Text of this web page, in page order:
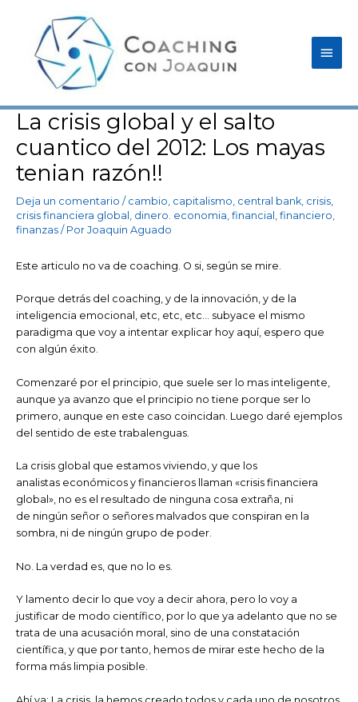
contenido
La crisis global y el salto
cuantico del 2012: Los mayas
tenian razón!!
Deja un comentario / cambio capitalismo central bank crisis
crisis financiera global dinero. economia financial financiero
finanzas / Por Joaquin Aguado
Este articulo no va de coaching. O si, según se mire.
Porque detrás del coaching, y de la innovación, y de la
inteligencia emocional, etc, etc, etc… subyace el mismo
paradigma que voy a intentar explicar hoy aquí, espero que
con algún éxito.
Comenzaré por el principio, que suele ser lo mas inteligente,
aunque ya avanzo que el principio no tiene porque ser lo
primero, aunque en este caso coincidan. Luego daré ejemplos
del sentido de este trabalenguas.
La crisis global que estamos viviendo, y que los
analistas económicos y financieros llaman «crisis financiera
global», no es el resultado de ninguna cosa extraña, ni
de ningún señor o señores malvados que conspiran en la
sombra, ni de ningún grupo de poder.
No. La verdad es, que no lo es.
Y lamento decir lo que voy a decir ahora, pero lo voy a
justificar de modo científico, por lo que ya adelanto que no se
trata de una acusación moral, sino de una constatación
científica, y que por tanto, hemos de mirar este hecho de la
forma más limpia posible.
Navegación
de
entradas